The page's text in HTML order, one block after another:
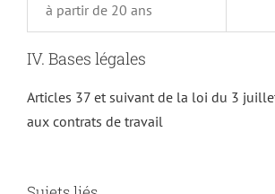
à partir de 20 ans
IV. Bases légales
Articles 37 et suivant de la loi du 3
aux contrats de travail